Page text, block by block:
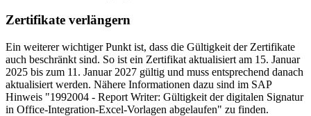
Zertifikate verlängern
Ein weiterer wichtiger Punkt ist, dass die Gültigkeit der Zertifikate
auch beschränkt sind. So ist ein Zertifikat aktualisiert am 15. Januar
2025 bis zum 11. Januar 2027 gültig und muss entsprechend danach
aktualisiert werden. Nähere Informationen dazu sind im SAP
Hinweis "1992004 - Report Writer: Gültigkeit der digitalen Signatur
in Office-Integration-Excel-Vorlagen abgelaufen" zu finden.